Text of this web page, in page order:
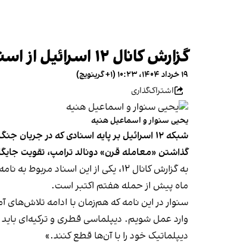
گزارش کانال ۱۲ اسرائیل از اسناد کشف‌شده حماس: تهران مخالف نزدیکی حماس و ریاض است
۱۹ خرداد ۱۴۰۴، ۱۰:۲۳ (‎+۱ گرینویچ)
اشتراک‌گذاری
یحیی سنوار و اسماعیل هنیه
شبکه ۱۲ اسرائیل بر پایه اسنادی که در
گذاشتن «معامله قرن» دونالد ترامپ، تقویت
ماه پیش از حمله هفتم اکتبر است.
سنوار در این نامه که هم‌زمان با ادامه تلاش‌های
وارد عمل شویم. دیپلماسی قطری و ترکیه‌ای
دیپلماتیک خود را با آن‌ها قطع کنند.»